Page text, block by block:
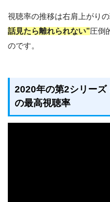
視聴率の推移は右肩上がり
話見たら離れられない”圧倒
のです。
2020年の第2シリーズ
の最高視聴率